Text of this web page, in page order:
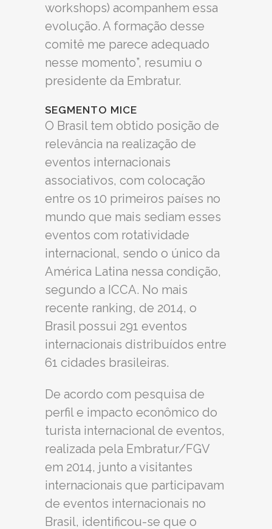
workshops) acompanhem essa
evolução. A formação desse
comitê me parece adequado
nesse momento”, resumiu o
presidente da Embratur.
SEGMENTO MICE
O Brasil tem obtido posição de
relevância na realização de
eventos internacionais
associativos, com colocação
entre os 10 primeiros países no
mundo que mais sediam esses
eventos com rotatividade
internacional, sendo o único da
América Latina nessa condição,
segundo a ICCA. No mais
recente ranking, de 2014, o
Brasil possui 291 eventos
internacionais distribuídos entre
61 cidades brasileiras.
De acordo com pesquisa de
perfil e impacto econômico do
turista internacional de eventos,
realizada pela Embratur/FGV
em 2014, junto a visitantes
internacionais que participavam
de eventos internacionais no
Brasil, identificou-se que o